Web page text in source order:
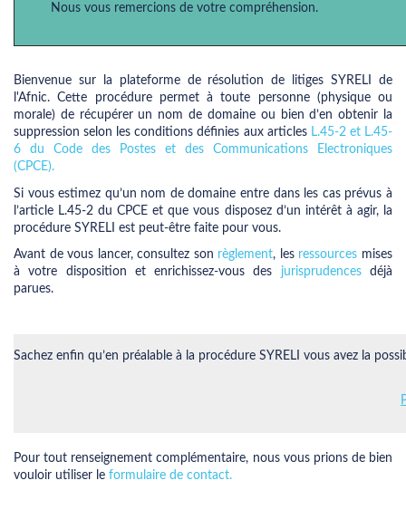
Nous vous remercions de votre compréhension.
Bienvenue sur la plateforme de résolution de litiges SYRELI de
l'Afnic. Cette procédure permet à toute personne (physique ou
morale) de récupérer un nom de domaine ou bien d’en obtenir la
suppression selon les conditions définies aux articles L.45-2 et L.45-
6 du Code des Postes et des Communications Electroniques
(CPCE).
Si vous estimez qu’un nom de domaine entre dans les cas prévus à
l’article L.45-2 du CPCE et que vous disposez d’un intérêt à agir, la
procédure SYRELI est peut-être faite pour vous.
Avant de vous lancer, consultez son règlement, les ressources mises
à votre disposition et enrichissez-vous des jurisprudencesdéjà
parues.
Sachez enfin qu’en préalable à la procédure SYRELI vous avez la
Pour tout renseignement complémentaire, nous vous prions de bien
vouloir utiliser le formulaire de contact.